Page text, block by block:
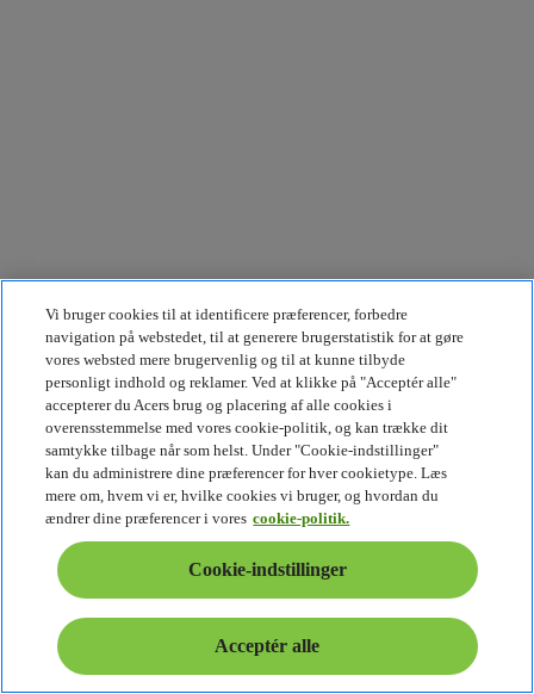
Vi bruger cookies til at identificere præferencer, forbedre
navigation på webstedet, til at generere brugerstatistik for at gøre
vores websted mere brugervenlig og til at kunne tilbyde
personligt indhold og reklamer. Ved at klikke på "Acceptér alle"
accepterer du Acers brug og placering af alle cookies i
overensstemmelse med vores cookie-politik, og kan trække dit
samtykke tilbage når som helst. Under "Cookie-indstillinger"
kan du administrere dine præferencer for hver cookietype. Læs
mere om, hvem vi er, hvilke cookies vi bruger, og hvordan du
ændrer dine præferencer i vores cookie-politik.
Cookie-indstillinger
Acceptér alle